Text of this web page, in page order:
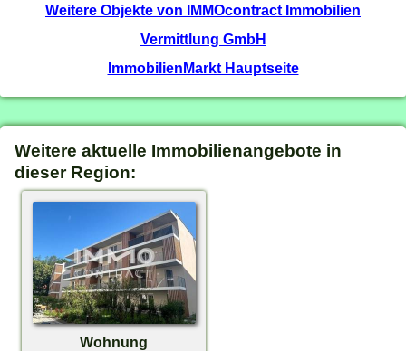
Weitere Objekte von IMMOcontract Immobilien
Vermittlung GmbH
ImmobilienMarkt Hauptseite
Weitere aktuelle Immobilienangebote in
dieser Region:
Wohnung